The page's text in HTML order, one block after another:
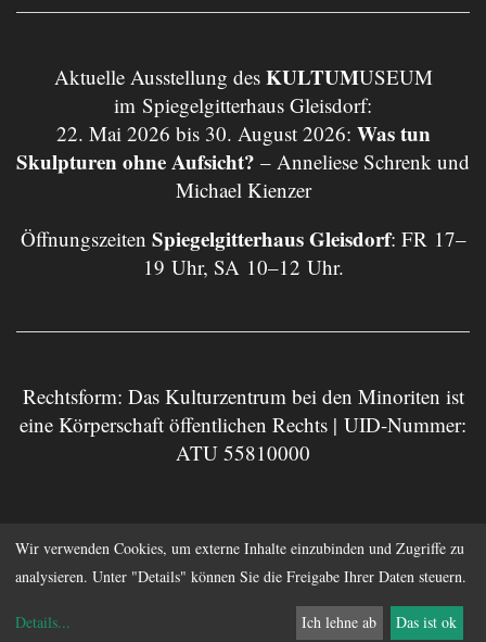
Aktuelle Ausstellung des KULTUMUSEUM
im Spiegelgitterhaus Gleisdorf:
22. Mai 2026 bis 30. August 2026: Was tun
Skulpturen ohne Aufsicht? – Anneliese Schrenk und
Michael Kienzer
Öffnungszeiten Spiegelgitterhaus Gleisdorf: FR 17–
19 Uhr, SA 10–12 Uhr.
Rechtsform: Das Kulturzentrum bei den Minoriten ist
eine Körperschaft öffentlichen Rechts | UID-Nummer:
ATU 55810000
Impressum Datenschutz
Wir verwenden Cookies, um externe Inhalte einzubinden und Zugriffe zu
analysieren. Unter "Details" können Sie die Freigabe Ihrer Daten steuern.
Details... Ich lehne ab Das ist ok